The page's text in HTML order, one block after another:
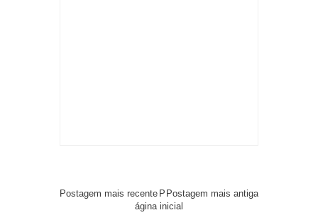
Postagem mais recente Postagem mais antiga
P
ágina inicial